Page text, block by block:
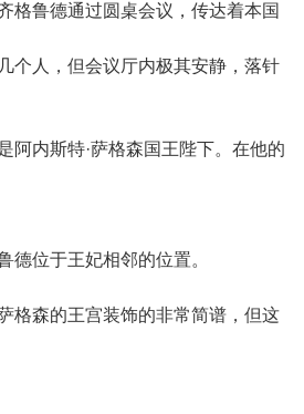
鲁德通过圆桌会议，传达着本国
个人，但会议厅内极其安静，落针
内斯特·萨格森国王陛下。在他的
位于王妃相邻的位置。
森的王宫装饰的非常简谱，但这